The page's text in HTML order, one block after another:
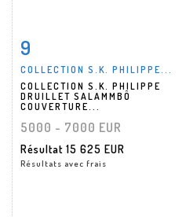
9
COLLECTION S.K. PHILIPPE...
COLLECTION S.K. PHILIPPE
DRUILLET SALAMMBÔ
COUVERTURE...
5000 - 7000 EUR
Résultat 15 625 EUR
Résultats avec frais